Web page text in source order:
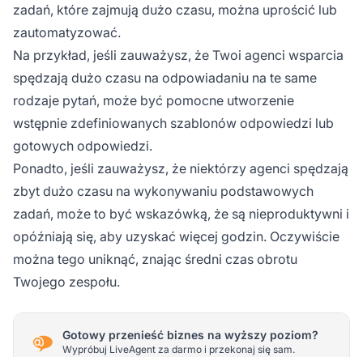
zadań, które zajmują dużo czasu, można uprościć lub
zautomatyzować.
Na przykład, jeśli zauważysz, że Twoi agenci wsparcia
spędzają dużo czasu na odpowiadaniu na te same
rodzaje pytań, może być pomocne utworzenie
wstępnie zdefiniowanych szablonów odpowiedzi lub
gotowych odpowiedzi.
Ponadto, jeśli zauważysz, że niektórzy agenci spędzają
zbyt dużo czasu na wykonywaniu podstawowych
zadań, może to być wskazówką, że są nieproduktywni i
opóźniają się, aby uzyskać więcej godzin. Oczywiście
można tego uniknąć, znając średni czas obrotu
Twojego zespołu.
Gotowy przenieść biznes na wyższy poziom?
Wypróbuj LiveAgent za darmo i przekonaj się sam.